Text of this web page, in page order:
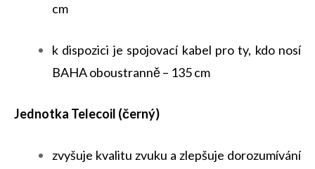
cm
k dispozici je spojovací kabel pro ty, kdo nosí
BAHA oboustranně – 135 cm
Jednotka Telecoil (černý)
zvyšuje kvalitu zvuku a zlepšuje dorozumívání